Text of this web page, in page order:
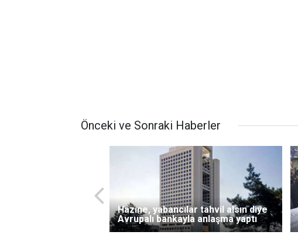
Önceki ve Sonraki Haberler
Hazine, yabancılar tahvil alsın diye
Avrupalı bankayla anlaşma yaptı